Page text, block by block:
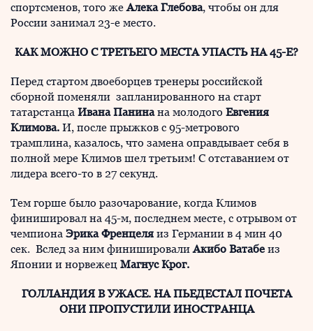
спортсменов, того жеАлека Глебова, чтобы он для
России занимал 23-е место.
КАК МОЖНО С ТРЕТЬЕГО МЕСТА УПАСТЬ НА 45-Е?
Перед стартом двоеборцев тренеры российской
сборной поменяли запланированного на старт
татарстанца Ивана Панинана молодого Евгения
Климова. И, после прыжков с 95-метрового
трамплина, казалось, что замена оправдывает себя в
полной мере Климов шел третьим! С отставанием от
лидера всего-то в 27 секунд.
Тем горше было разочарование, когда Климов
финишировал на 45-м, последнем месте, с отрывом от
чемпиона Эрика Френцеля из Германии в 4 мин 40
сек. Вслед за ним финишировалиАкибо Ватабе из
Японии и норвежец Магнус Крог.
ГОЛЛАНДИЯ В УЖАСЕ. НА ПЬЕДЕСТАЛ ПОЧЕТА
ОНИ ПРОПУСТИЛИ ИНОСТРАНЦА